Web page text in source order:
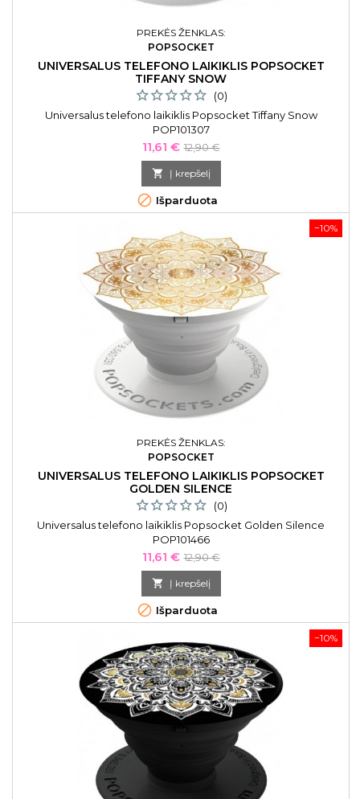
PREKĖS ŽENKLAS:
POPSOCKET
UNIVERSALUS TELEFONO LAIKIKLIS POPSOCKET
TIFFANY SNOW
(0)
Universalus telefono laikiklis Popsocket Tiffany Snow
POP101307
Kaina
11,61 € Bazinė
kaina
12,90 €
 Į krepšelį
 Išparduota
−10%
PREKĖS ŽENKLAS:
POPSOCKET
UNIVERSALUS TELEFONO LAIKIKLIS POPSOCKET
GOLDEN SILENCE
(0)
Universalus telefono laikiklis Popsocket Golden Silence
POP101466
Kaina
11,61 € Bazinė
kaina
12,90 €
 Į krepšelį
 Išparduota
−10%